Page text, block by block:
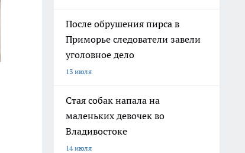
После обрушения пирса в
Приморье следователи завели
уголовное дело
13 июля
Стая собак напала на
маленьких девочек во
Владивостоке
14 июля